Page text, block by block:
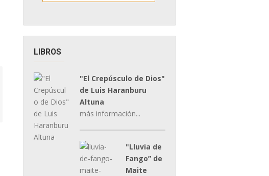
LIBROS
"El Crepúsculo de Dios"
de Luis Haranburu
Altuna
más información...
"Lluvia de
Fango” de
Maite